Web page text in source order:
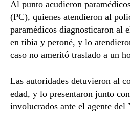
Al punto acudieron
(PC), quienes atendieron al
paramédicos diagnosticaron al
en tibia y peroné, y lo
caso no ameritó traslado a un
Las autoridades detuvieron al
edad, y lo presentaron junto
involucrados ante el agente